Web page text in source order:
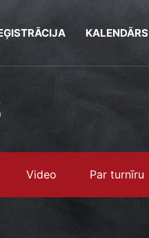
KALENDĀRS
Video Par turnīru